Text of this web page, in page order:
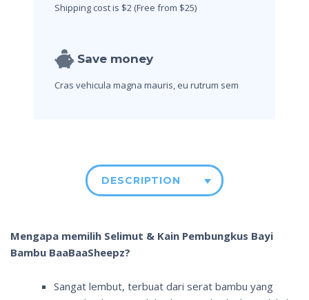
Shipping cost is $2 (Free from $25)
Save money
Cras vehicula magna mauris, eu rutrum sem
DESCRIPTION
Mengapa memilih Selimut & Kain Pembungkus Bayi
Bambu BaaBaaSheepz?
Sangat lembut, terbuat dari serat bambu yang